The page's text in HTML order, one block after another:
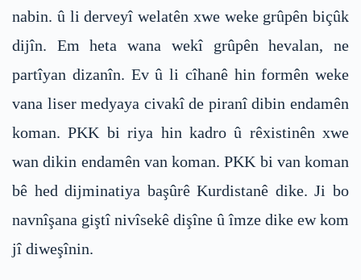
nabin. û li derveyî welatên xwe weke grûpên biçûk
dijîn. Em heta wana wekî grûpên hevalan, ne
partîyan dizanîn. Ev û li cîhanê hin formên weke
vana liser medyaya civakî de piranî dibin endamên
koman. PKK bi riya hin kadro û rêxistinên xwe
wan dikin endamên van koman. PKK bi van koman
bê hed dijminatiya başûrê Kurdistanê dike. Ji bo
navnîşana giştî nivîsekê dişîne û îmze dike ew kom
jî diweşînin.